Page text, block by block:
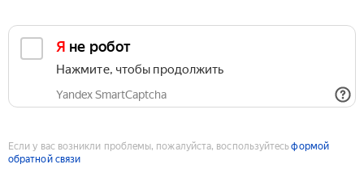
Я не робот
Нажмите, чтобы продолжить
Yandex SmartCaptcha
Если у вас возникли проблемы, пожалуйста, воспользуйтесьформой
обратной связи